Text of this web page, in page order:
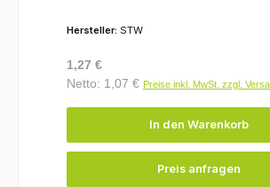
Hersteller: STW
Regulärer Preis:
1,27 €
Netto: 1,07 € Preise inkl. MwSt. zzgl.
In den Warenkorb
Preis anfragen